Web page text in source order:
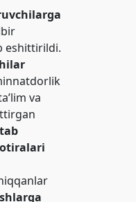
eshittirildi.
va